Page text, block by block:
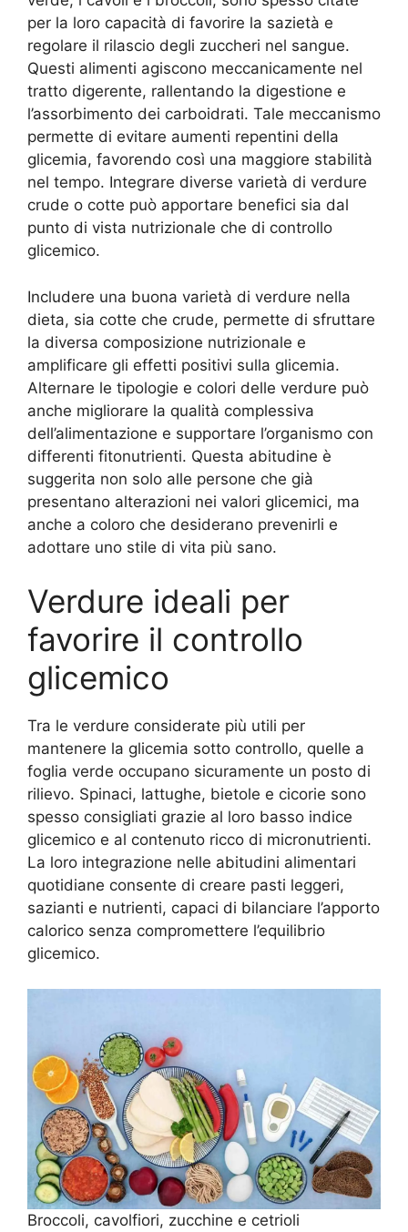
per la loro capacità di favorire la sazietà e
regolare il rilascio degli zuccheri nel sangue.
Questi alimenti agiscono meccanicamente nel
tratto digerente, rallentando la digestione e
l’assorbimento dei carboidrati. Tale meccanismo
permette di evitare aumenti repentini della
glicemia, favorendo così una maggiore stabilità
nel tempo. Integrare diverse varietà di verdure
crude o cotte può apportare benefici sia dal
punto di vista nutrizionale che di controllo
glicemico.
Includere una buona varietà di verdure nella
dieta, sia cotte che crude, permette di sfruttare
la diversa composizione nutrizionale e
amplificare gli effetti positivi sulla glicemia.
Alternare le tipologie e colori delle verdure può
anche migliorare la qualità complessiva
dell’alimentazione e supportare l’organismo con
differenti fitonutrienti. Questa abitudine è
suggerita non solo alle persone che già
presentano alterazioni nei valori glicemici, ma
anche a coloro che desiderano prevenirli e
adottare uno stile di vita più sano.
Verdure ideali per
favorire il controllo
glicemico
Tra le verdure considerate più utili per
mantenere la glicemia sotto controllo, quelle a
foglia verde occupano sicuramente un posto di
rilievo. Spinaci, lattughe, bietole e cicorie sono
spesso consigliati grazie al loro basso indice
glicemico e al contenuto ricco di micronutrienti.
La loro integrazione nelle abitudini alimentari
quotidiane consente di creare pasti leggeri,
sazianti e nutrienti, capaci di bilanciare l’apporto
calorico senza compromettere l’equilibrio
glicemico.
Broccoli, cavolfiori, zucchine e cetrioli